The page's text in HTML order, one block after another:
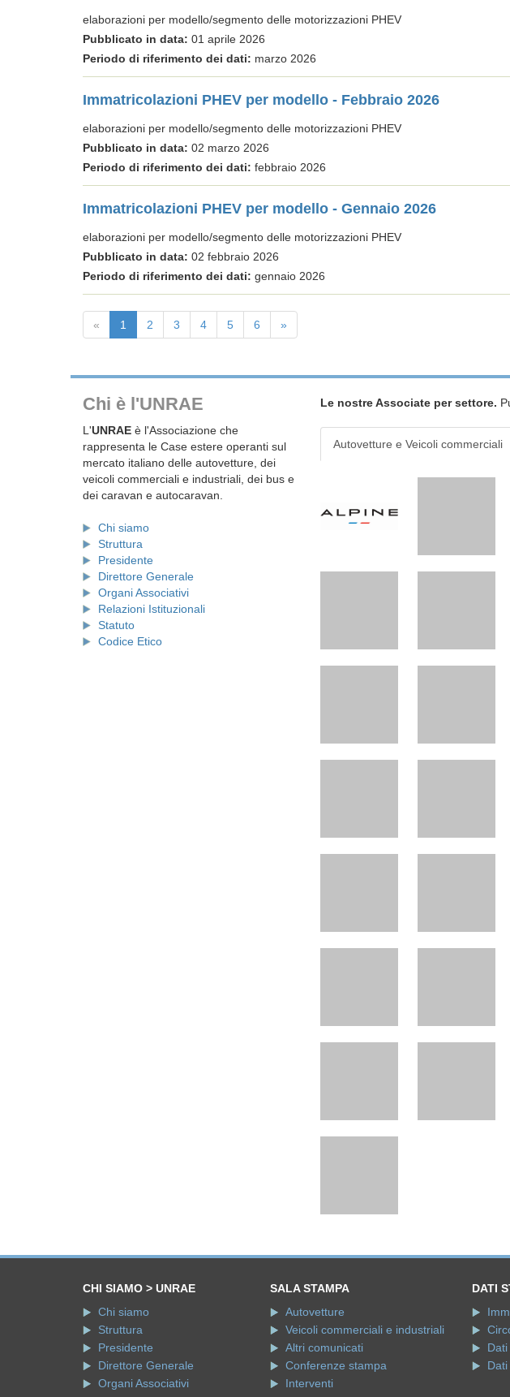
elaborazioni per modello/segmento delle motorizzazioni PHEV
Pubblicato in data: 01 aprile 2026
Periodo di riferimento dei dati: marzo 2026
Immatricolazioni PHEV per modello - Febbraio 2026
elaborazioni per modello/segmento delle motorizzazioni PHEV
Pubblicato in data: 02 marzo 2026
Periodo di riferimento dei dati: febbraio 2026
Immatricolazioni PHEV per modello - Gennaio 2026
elaborazioni per modello/segmento delle motorizzazioni PHEV
Pubblicato in data: 02 febbraio 2026
Periodo di riferimento dei dati: gennaio 2026
« 1 2 3 4 5 6 »
Chi è l'UNRAE
L'UNRAE è l'Associazione che
rappresenta le Case estere operanti sul
mercato italiano delle autovetture, dei
veicoli commerciali e industriali, dei bus e
dei caravan e autocaravan.
Chi siamo
Struttura
Presidente
Direttore Generale
Organi Associativi
Relazioni Istituzionali
Statuto
Codice Etico
Le nostre Associate per settore.
Autovetture e Veicoli commerciali
Presidente
Organi Associativi
Relazioni Istituzionali
Statuto
Codice Etico
CHI SIAMO > UNRAE SERVIZI
Chi siamo
Autovetture
Altri comunicati
Interventi
Video interviste
Dicono di noi
Dall'UNRAE
Dalle Aziende associate